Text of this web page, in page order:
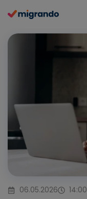
do
06.05.2026 14:00